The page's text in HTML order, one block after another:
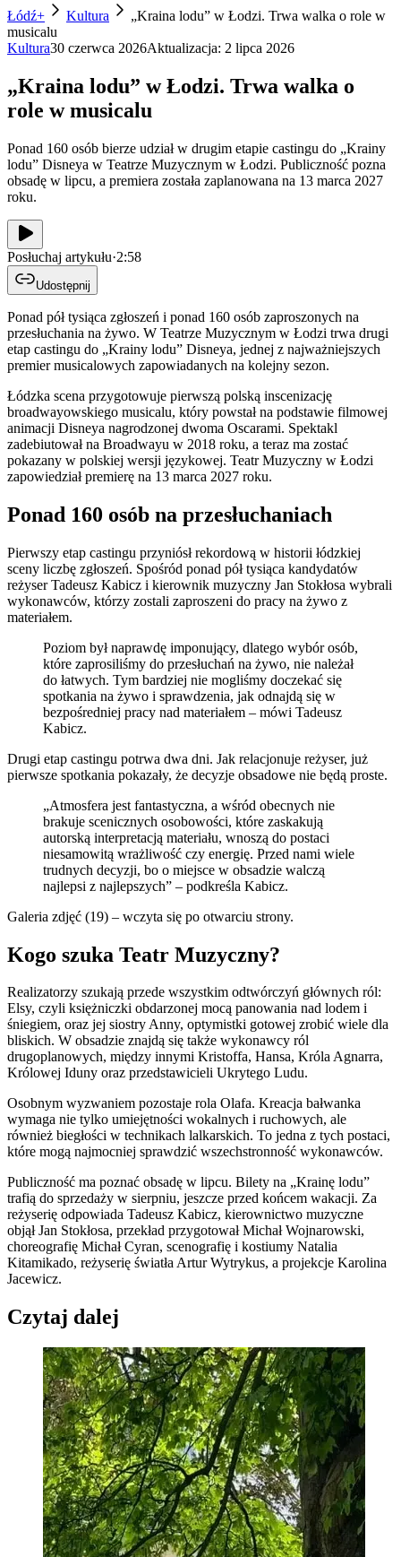
Łódź+ Kultura
„Kraina lodu” w Łodzi. Trwa walka o role w
musicalu
Kultura30 czerwca 2026Aktualizacja: 2 lipca 2026
„Kraina lodu” w Łodzi. Trwa walka o
role w musicalu
Ponad 160 osób bierze udział w drugim etapie castingu do „Krainy
lodu” Disneya w Teatrze Muzycznym w Łodzi. Publiczność pozna
obsadę w lipcu, a premiera została zaplanowana na 13 marca 2027
roku.
Posłuchaj artykułu·2:58
Udostępnij
Ponad pół tysiąca zgłoszeń i ponad 160 osób zaproszonych na
przesłuchania na żywo. W Teatrze Muzycznym w Łodzi trwa drugi
etap castingu do „Krainy lodu” Disneya, jednej z najważniejszych
premier musicalowych zapowiadanych na kolejny sezon.
Łódzka scena przygotowuje pierwszą polską inscenizację
broadwayowskiego musicalu, który powstał na podstawie filmowej
animacji Disneya nagrodzonej dwoma Oscarami. Spektakl
zadebiutował na Broadwayu w 2018 roku, a teraz ma zostać
pokazany w polskiej wersji językowej. Teatr Muzyczny w Łodzi
zapowiedział premierę na 13 marca 2027 roku.
Ponad 160 osób na przesłuchaniach
Pierwszy etap castingu przyniósł rekordową w historii łódzkiej
sceny liczbę zgłoszeń. Spośród ponad pół tysiąca kandydatów
reżyser Tadeusz Kabicz i kierownik muzyczny Jan Stokłosa wybrali
wykonawców, którzy zostali zaproszeni do pracy na żywo z
materiałem.
Poziom był naprawdę imponujący, dlatego wybór osób,
które zaprosiliśmy do przesłuchań na żywo, nie należał
do łatwych. Tym bardziej nie mogliśmy doczekać się
spotkania na żywo i sprawdzenia, jak odnajdą się w
bezpośredniej pracy nad materiałem – mówi Tadeusz
Kabicz.
Drugi etap castingu potrwa dwa dni. Jak relacjonuje reżyser, już
pierwsze spotkania pokazały, że decyzje obsadowe nie będą proste.
„Atmosfera jest fantastyczna, a wśród obecnych nie
brakuje scenicznych osobowości, które zaskakują
autorską interpretacją materiału, wnoszą do postaci
niesamowitą wrażliwość czy energię. Przed nami wiele
trudnych decyzji, bo o miejsce w obsadzie walczą
najlepsi z najlepszych” – podkreśla Kabicz.
Galeria zdjęć (19) – wczyta się po otwarciu strony.
Kogo szuka Teatr Muzyczny?
Realizatorzy szukają przede wszystkim odtwórczyń głównych ról:
Elsy, czyli księżniczki obdarzonej mocą panowania nad lodem i
śniegiem, oraz jej siostry Anny, optymistki gotowej zrobić wiele dla
bliskich. W obsadzie znajdą się także wykonawcy ról
drugoplanowych, między innymi Kristoffa, Hansa, Króla Agnarra,
Królowej Iduny oraz przedstawicieli Ukrytego Ludu.
Osobnym wyzwaniem pozostaje rola Olafa. Kreacja bałwanka
wymaga nie tylko umiejętności wokalnych i ruchowych, ale
również biegłości w technikach lalkarskich. To jedna z tych postaci,
które mogą najmocniej sprawdzić wszechstronność wykonawców.
Publiczność ma poznać obsadę w lipcu. Bilety na „Krainę lodu”
trafią do sprzedaży w sierpniu, jeszcze przed końcem wakacji. Za
reżyserię odpowiada Tadeusz Kabicz, kierownictwo muzyczne
objął Jan Stokłosa, przekład przygotował Michał Wojnarowski,
choreografię Michał Cyran, scenografię i kostiumy Natalia
Kitamikado, reżyserię światła Artur Wytrykus, a projekcje Karolina
Jacewicz.
Czytaj dalej